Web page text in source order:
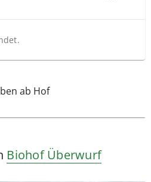
ab Hof
Biohof Überwurf